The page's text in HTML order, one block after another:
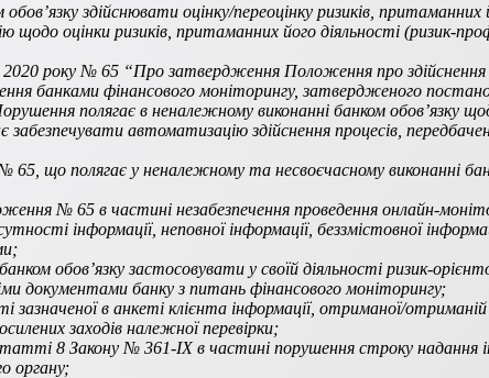
здійснювати оцінку/переоцінку ризиків, притаманних
оцінки ризиків, притаманних його діяльності (ризик-
року № 65 “Про затвердження Положення про здійснення
банками фінансового моніторингу, затвердженого
полягає в неналежному виконанні банком обов’язку
автоматизацію здійснення процесів,
що полягає у неналежному та несвоєчасному виконанні
№ 65 в частині незабезпечення проведення онлайн-
інформації, неповної інформації, беззмістовної
обов’язку застосовувати у своїй діяльності ризик-
документами банку з питань фінансового моніторингу;
в анкеті клієнта інформації, отриманої/
заходів належної перевірки;
8 Закону № 361-IХ в частині порушення строку надання
органу;